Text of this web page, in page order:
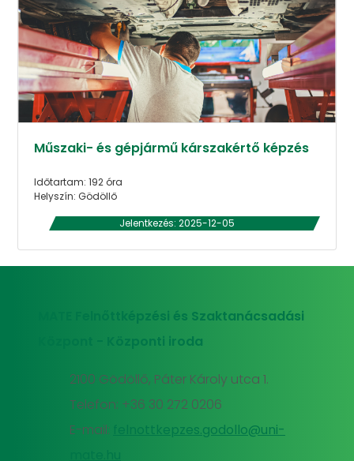
Műszaki- és gépjármű kárszakértő képzés
Időtartam: 192 óra
Helyszín: Gödöllő
Jelentkezés: 2025-12-05
MATE Felnőttképzési és Szaktanácsadási
Központ - Központi iroda
2100 Gödöllő, Páter Károly utca 1.
Telefon: +36 30 272 0206
E-mail:
felnottkepzes.godollo@uni-